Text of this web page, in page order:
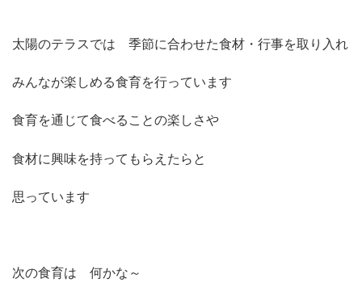
太陽のテラスでは 季節に合わせた食材・行事を取り入れ
みんなが楽しめる食育を行っています
食育を通じて食べることの楽しさや
食材に興味を持ってもらえたらと
思っています
次の食育は 何かな～